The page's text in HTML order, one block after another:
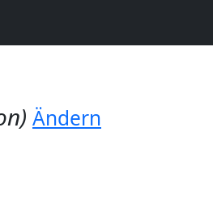
Ändern